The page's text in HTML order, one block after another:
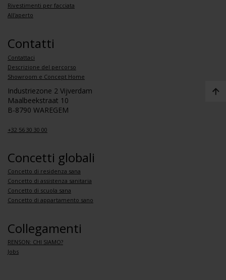
Rivestimenti per facciata
All'aperto
Contatti
Contattaci
Descrizione del percorso
Showroom e Concept Home
Industriezone 2 Vijverdam
Maalbeekstraat 10
B-8790 WAREGEM
+32 56 30 30 00
Concetti globali
Concetto di residenza sana
Concetto di assistenza sanitaria
Concetto di scuola sana
Concetto di appartamento sano
Collegamenti
RENSON: CHI SIAMO?
Jobs